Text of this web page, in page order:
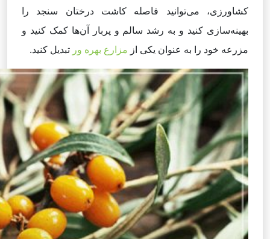
کشاورزی، می‌توانید فاصله کاشت درختان سنجد را
بهینه‌سازی کنید و به رشد سالم و پربار آن‌ها کمک کنید و
مزرعه خود را به عنوان یکی از مزارع بهره ور تبدیل کنید.